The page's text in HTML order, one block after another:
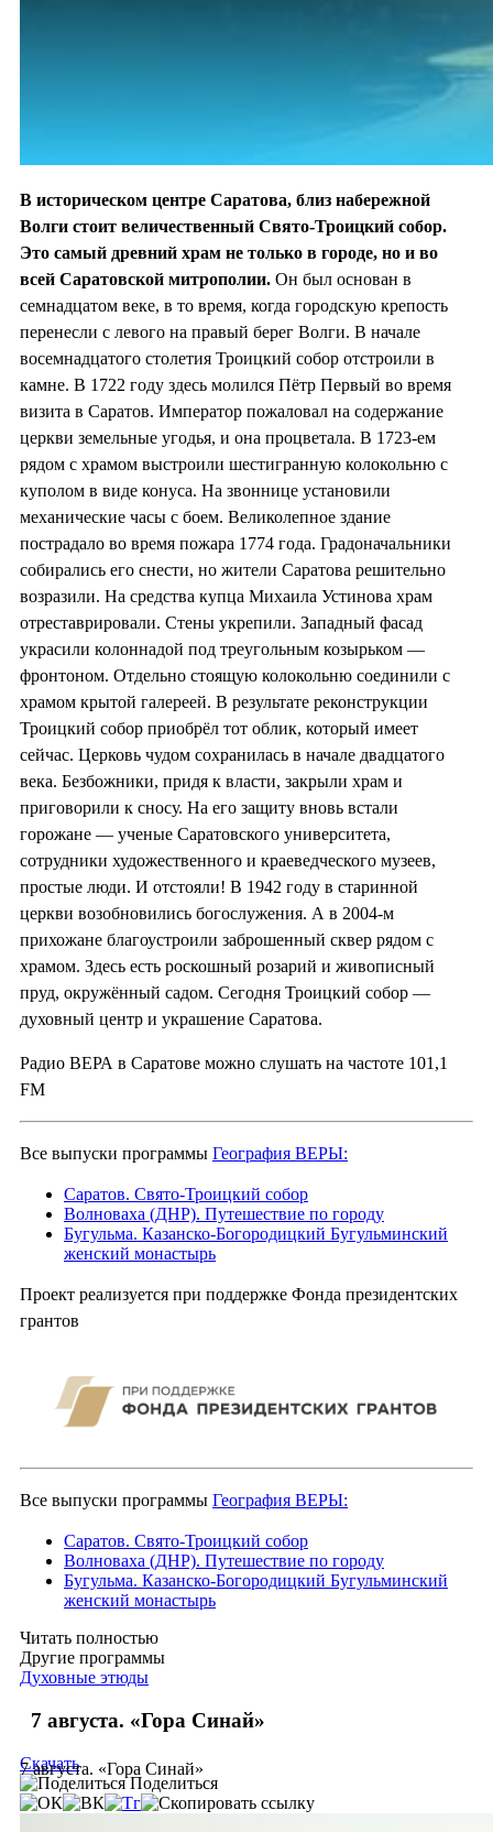
В историческом центре Саратова, близ набережной
Волги стоит величественный Свято-Троицкий собор.
Это самый древний храм не только в городе, но и во
всей Саратовской митрополии. Он был основан в
семнадцатом веке, в то время, когда городскую крепость
перенесли с левого на правый берег Волги. В начале
восемнадцатого столетия Троицкий собор отстроили в
камне. В 1722 году здесь молился Пётр Первый во время
визита в Саратов. Император пожаловал на содержание
церкви земельные угодья, и она процветала. В 1723-ем
рядом с храмом выстроили шестигранную колокольню с
куполом в виде конуса. На звоннице установили
механические часы с боем. Великолепное здание
пострадало во время пожара 1774 года. Градоначальники
собирались его снести, но жители Саратова решительно
возразили. На средства купца Михаила Устинова храм
отреставрировали. Стены укрепили. Западный фасад
украсили колоннадой под треугольным козырьком —
фронтоном. Отдельно стоящую колокольню соединили с
храмом крытой галереей. В результате реконструкции
Троицкий собор приобрёл тот облик, который имеет
сейчас. Церковь чудом сохранилась в начале двадцатого
века. Безбожники, придя к власти, закрыли храм и
приговорили к сносу. На его защиту вновь встали
горожане — ученые Саратовского университета,
сотрудники художественного и краеведческого музеев,
простые люди. И отстояли! В 1942 году в старинной
церкви возобновились богослужения. А в 2004-м
прихожане благоустроили заброшенный сквер рядом с
храмом. Здесь есть роскошный розарий и живописный
пруд, окружённый садом. Сегодня Троицкий собор —
духовный центр и украшение Саратова.
Радио ВЕРА в Саратове можно слушать на частоте 101,1
FM
Все выпуски программы География ВЕРЫ:
Саратов. Свято-Троицкий собор
Волноваха (ДНР). Путешествие по городу
Бугульма. Казанско-Богородицкий Бугульминский
женский монастырь
Проект реализуется при поддержке Фонда президентских
грантов
Все выпуски программы География ВЕРЫ:
Саратов. Свято-Троицкий собор
Волноваха (ДНР). Путешествие по городу
Бугульма. Казанско-Богородицкий Бугульминский
женский монастырь
Читать полностью
Другие программы
Духовные этюды
7 августа. «Гора Синай»
7 августа. «Гора Синай»
Скачать
Поделиться